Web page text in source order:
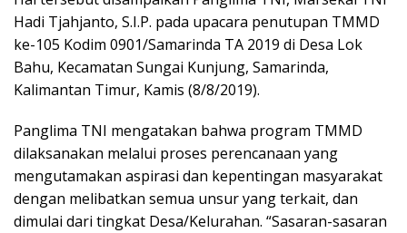
Hadi Tjahjanto, S.I.P. pada upacara penutupan TMMD
ke-105 Kodim 0901/Samarinda TA 2019 di Desa Lok
Bahu, Kecamatan Sungai Kunjung, Samarinda,
Kalimantan Timur, Kamis (8/8/2019).
Panglima TNI mengatakan bahwa program TMMD
dilaksanakan melalui proses perencanaan yang
mengutamakan aspirasi dan kepentingan masyarakat
dengan melibatkan semua unsur yang terkait, dan
dimulai dari tingkat Desa/Kelurahan. “Sasaran-sasaran